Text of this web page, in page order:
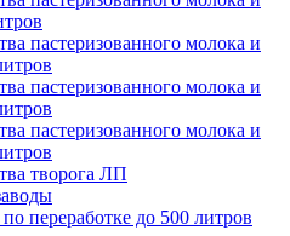
пастеризованного молока и
пастеризованного молока и
пастеризованного молока и
творога ЛП
переработке до 500 литров